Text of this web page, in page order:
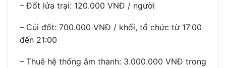
– Đốt lửa trại: 120.000 VNĐ / người
– Củi đốt: 700.000 VNĐ / khối, tổ chức từ 17:00
đến 21:00
– Thuê hệ thống âm thanh: 3.000.000 VNĐ trong